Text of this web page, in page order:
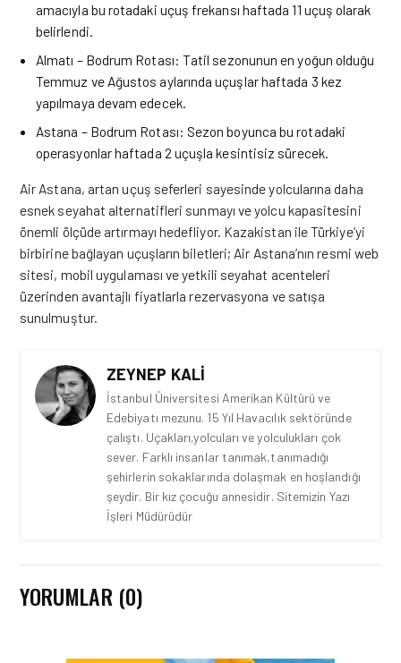
amacıyla bu rotadaki uçuş frekansı haftada 11 uçuş olarak
belirlendi.
Almatı – Bodrum Rotası: Tatil sezonunun en yoğun olduğu
Temmuz ve Ağustos aylarında uçuşlar haftada 3 kez
yapılmaya devam edecek.
Astana – Bodrum Rotası: Sezon boyunca bu rotadaki
operasyonlar haftada 2 uçuşla kesintisiz sürecek.
Air Astana, artan uçuş seferleri sayesinde yolcularına daha
esnek seyahat alternatifleri sunmayı ve yolcu kapasitesini
önemli ölçüde artırmayı hedefliyor. Kazakistan ile Türkiye’yi
birbirine bağlayan uçuşların biletleri; Air Astana’nın resmi web
sitesi, mobil uygulaması ve yetkili seyahat acenteleri
üzerinden avantajlı fiyatlarla rezervasyona ve satışa
sunulmuştur.
ZEYNEP KALI
İstanbul Üniversitesi Amerikan Kültürü ve
Edebiyatı mezunu. 15 Yıl Havacılık sektöründe
çalıştı. Uçakları,yolcuları ve yolculukları çok
sever. Farklı insanlar tanımak,tanımadığı
şehirlerin sokaklarında dolaşmak en hoşlandığı
şeydir. Bir kız çocuğu annesidir. Sitemizin Yazı
İşleri Müdürüdür
YORUMLAR (0)